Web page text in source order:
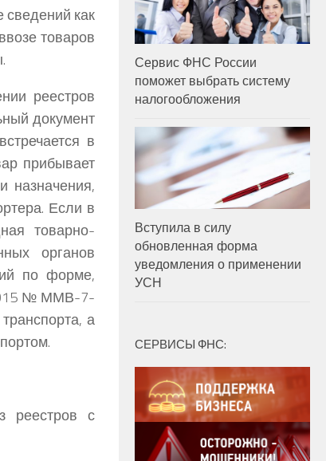
сведений как
товаров
реестров
документ
в
прибывает
назначения,
Если в
товарно-
органов
по форме,
№ ММВ-7-
а
реестров с
Сервис ФНС России
поможет выбрать систему
налогообложения
Вступила в силу
обновленная форма
уведомления о применении
УСН
СЕРВИСЫ ФНС: